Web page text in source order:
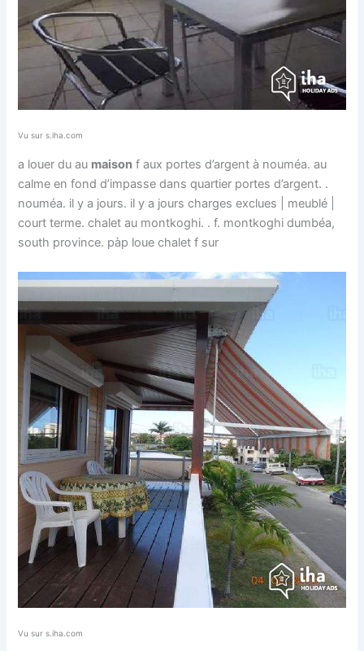
Vu sur s.iha.com
a louer du au maison f aux portes d’argent à nouméa. au
calme en fond d’impasse dans quartier portes d’argent. .
nouméa. il y a jours. il y a jours charges exclues | meublé |
court terme. chalet au montkoghi. . f. montkoghi dumbéa,
south province. pàp loue chalet f sur
Vu sur s.iha.com